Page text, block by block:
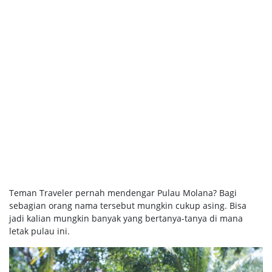
Teman Traveler pernah mendengar Pulau Molana? Bagi
sebagian orang nama tersebut mungkin cukup asing. Bisa
jadi kalian mungkin banyak yang bertanya-tanya di mana
letak pulau ini.